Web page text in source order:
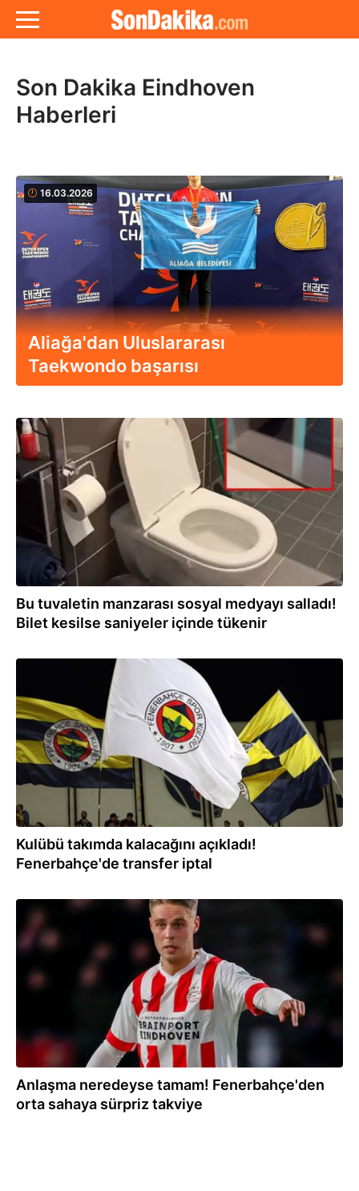
Son Dakika Eindhoven
Haberleri
16.03.2026
Aliağa'dan Uluslararası
Taekwondo başarısı
05.02.2026
Bu tuvaletin manzarası sosyal medyayı salladı!
Bilet kesilse saniyeler içinde tükenir
Kulübü takımda kalacağını açıkladı!
Fenerbahçe'de transfer iptal
Anlaşma neredeyse tamam! Fenerbahçe'den
orta sahaya sürpriz takviye